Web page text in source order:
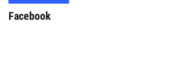
Facebook